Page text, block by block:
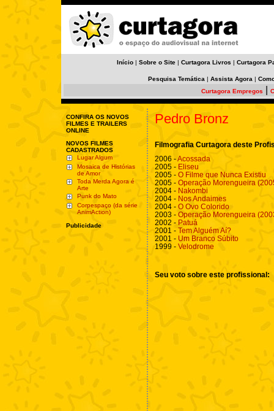
Início | Sobre o Site | Curtagora Livros | Curtagora
Pesquisa Temática | Assista Agora |
Curtagora Empregos
CONFIRA OS NOVOS
FILMES E TRAILERS
ONLINE
NOVOS FILMES
CADASTRADOS
Lugar Algum
Mosaica de Histórias
de Amor
Toda Merda Agora é
Arte
Punk do Mato
Corpespaço (da série
AnimAction)
Publicidade
Pedro Bronz
Filmografia Curtagora deste
2006 -Acossada
2005 - Eliseu
2005 - O Filme que Nunca Existiu
2005 - Operação Morengueira
2004 - Nakombi
2004 - Nos Andaimes
2004 - O Ovo Colorido
2003 - Operação Morengueira
2002 - Patuá
2001 - Tem Alguém Aí?
2001 - Um Branco Súbito
1999 - Velodrome
Seu voto sobre este profissional: